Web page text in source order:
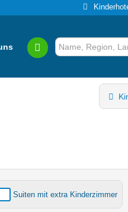
Suiten mit extra Kinderzimmer